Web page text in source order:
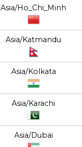
Asia/Ho_Chi_Minh
Asia/Katmandu
Asia/Kolkata
Asia/Karachi
Asia/Dubai